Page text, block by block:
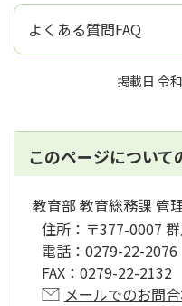
よくある質問FAQ
掲載日 令
このページについて
教育部 教育総務課 管
住所： 〒377-0007
電話： 0279-22-2076
FAX： 0279-22-2132
メールでのお問